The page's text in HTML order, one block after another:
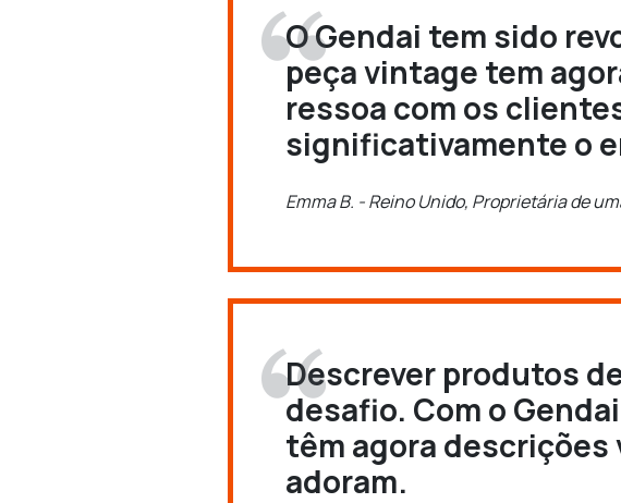
O Gendai tem sido
peça vintage tem
ressoa com os
significativamente o
Emma B. - Reino Unido, Proprietária de
Descrever produtos
desafio. Com o
têm agora
adoram.